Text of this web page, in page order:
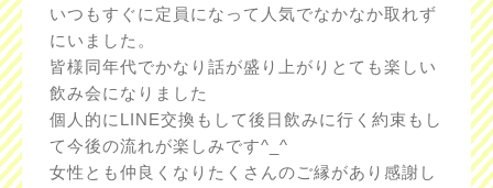
いつもすぐに定員になって人気でなかなか取れず
にいました。
皆様同年代でかなり話が盛り上がりとても楽しい
飲み会になりました
個人的にLINE交換もして後日飲みに行く約束もし
て今後の流れが楽しみです^_^
女性とも仲良くなりたくさんのご縁があり感謝し